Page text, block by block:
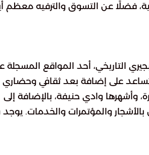
فضلًا عن التسوق والترفيه معظم
التاريخي، أحد المواقع المسجلة
على إضافة بعد ثقافي وحضاري
وأشهرها وادي حنيفة، بالإضافة إلى
والمؤتمرات والخدمات.